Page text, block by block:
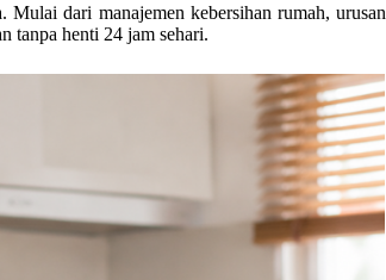
dari manajemen kebersihan rumah, urusan
tanpa henti 24 jam sehari.